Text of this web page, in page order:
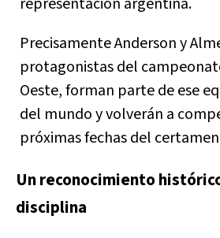
Precisamente Anderson y
protagonistas del
Oeste, forman parte de ese
del mundo y volverán a
próximas fechas del
Un reconocimiento
disciplina